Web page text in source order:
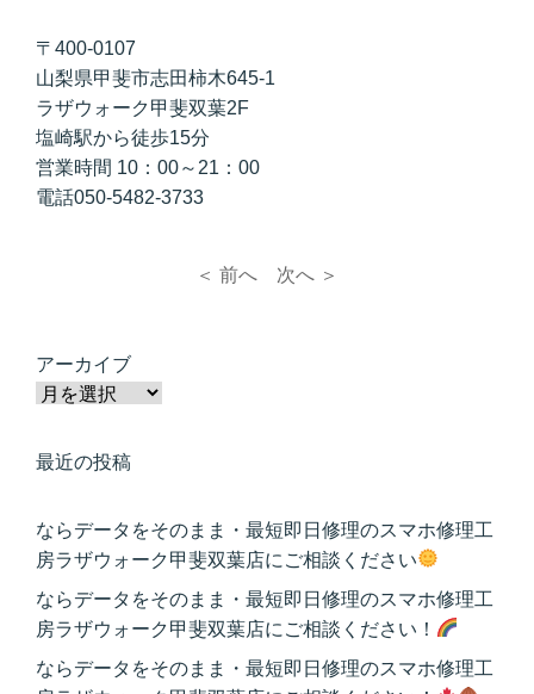
〒400-0107
山梨県甲斐市志田柿木645-1
ラザウォーク甲斐双葉2F
塩崎駅から徒歩15分
営業時間 10：00～21：00
電話050-5482-3733
＜ 前へ 次へ ＞
アーカイブ
最近の投稿
ならデータをそのまま・最短即日修理のスマホ修理工
房ラザウォーク甲斐双葉店にご相談ください
ならデータをそのまま・最短即日修理のスマホ修理工
房ラザウォーク甲斐双葉店にご相談ください！
ならデータをそのまま・最短即日修理のスマホ修理工